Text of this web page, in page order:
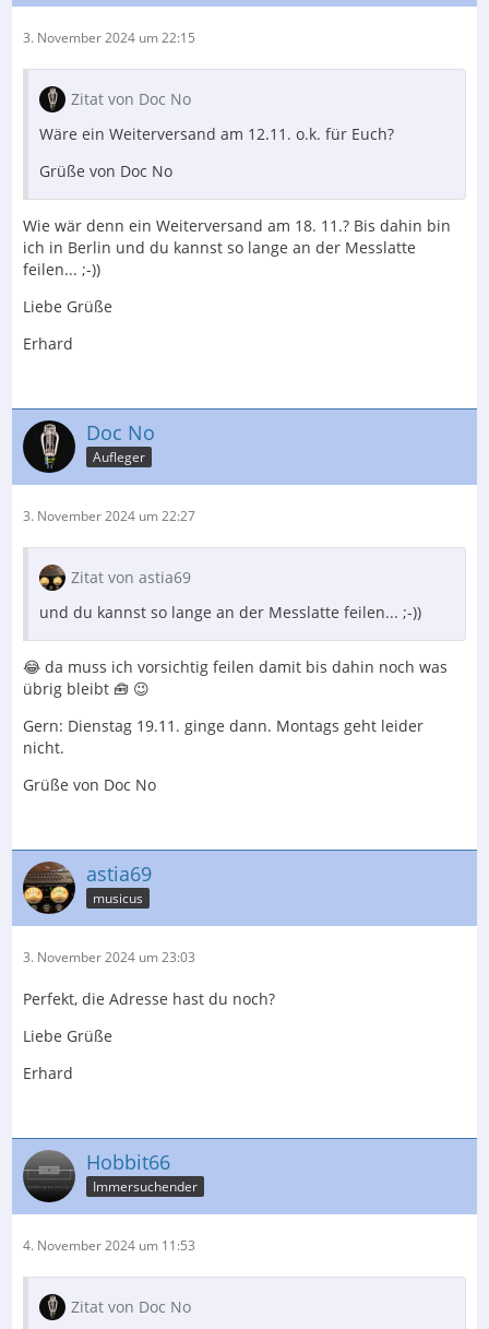
3. November 2024 um 22:15
Zitat von Doc No
Wäre ein Weiterversand am 12.11. o.k. für Euch?
Grüße von Doc No
Wie wär denn ein Weiterversand am 18. 11.? Bis dahin bin
ich in Berlin und du kannst so lange an der Messlatte
feilen... ;-))
Liebe Grüße
Erhard
Doc No
Aufleger
3. November 2024 um 22:27
Zitat von astia69
und du kannst so lange an der Messlatte feilen... ;-))
😂 da muss ich vorsichtig feilen damit bis dahin noch was
übrig bleibt 🧰 😉
Gern: Dienstag 19.11. ginge dann. Montags geht leider
nicht.
Grüße von Doc No
astia69
musicus
3. November 2024 um 23:03
Perfekt, die Adresse hast du noch?
Liebe Grüße
Erhard
Hobbit66
Immersuchender
4. November 2024 um 11:53
Zitat von Doc No